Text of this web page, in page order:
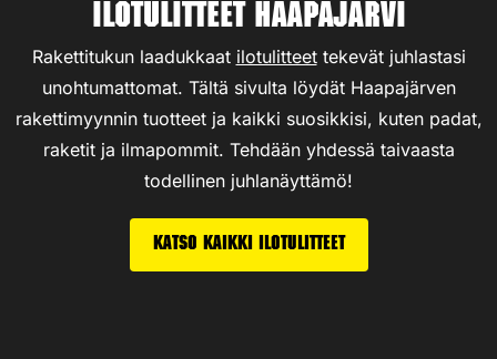
Ilotulitteet Haapajärvi
Rakettitukun laadukkaat ilotulitteettekevät juhlastasi
unohtumattomat. Tältä sivulta löydät Haapajärven
rakettimyynnin tuotteet ja kaikki suosikkisi, kuten padat,
raketit ja ilmapommit. Tehdään yhdessä taivaasta
todellinen juhlanäyttämö!
Katso kaikki ilotulitteet